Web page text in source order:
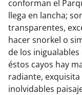
conforman el
llega en lancha;
transparentes,
hacer snorkel o
de los
éstos cayos hay
radiante,
inolvidables